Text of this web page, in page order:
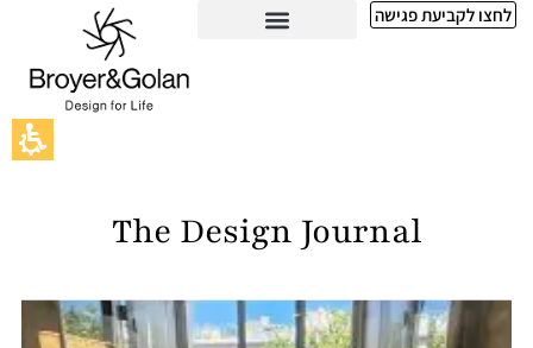
Blogלחצו לקביעת פגישה
The Design Journal